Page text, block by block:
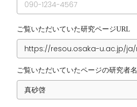
ご覧いただいていた研究ページURL
ご覧いただいていたページの研究者名